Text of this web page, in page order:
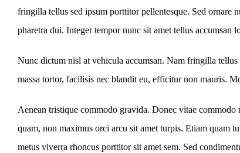
fringilla tellus sed ipsum porttitor pellentesque. Sed ornare
pharetra dui. Integer tempor nunc sit amet tellus accumsan
Nunc dictum nisl at vehicula accumsan. Nam fringilla
massa tortor, facilisis nec blandit eu, efficitur non mauris.
Aenean tristique commodo gravida. Donec vitae
quam, non maximus orci arcu sit amet turpis. Etiam quam
metus viverra rhoncus porttitor sit amet sem. Sed